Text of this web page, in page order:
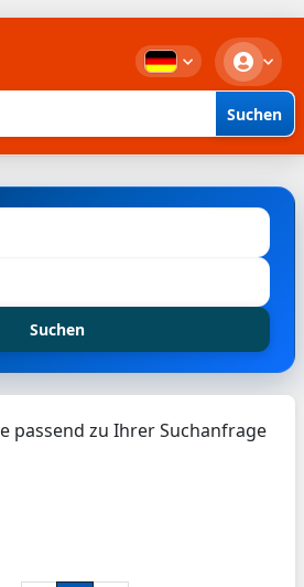
Suchen
Suchen
passend zu Ihrer Suchanfrage